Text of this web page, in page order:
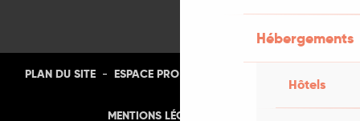
Hébergements
Hôtels
PLAN DU SITE - ESPACE PRO
MENTIONS LÉGALES